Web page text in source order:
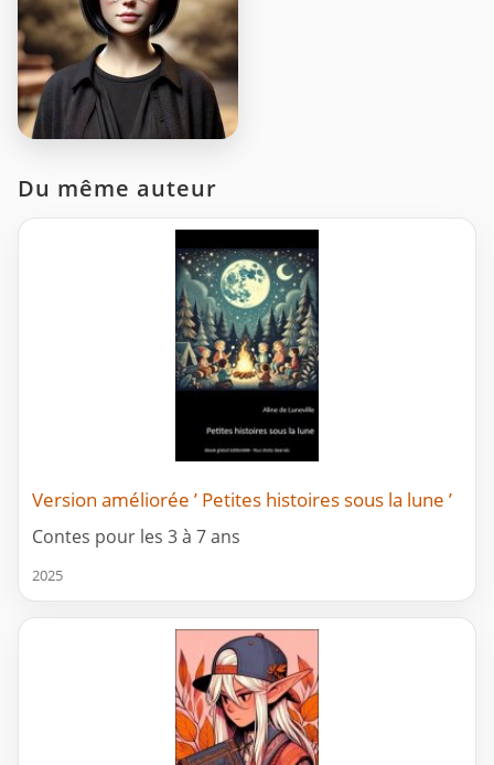
Du même auteur
Version améliorée ’ Petites histoires sous la lune ’
Contes pour les 3 à 7 ans
2025